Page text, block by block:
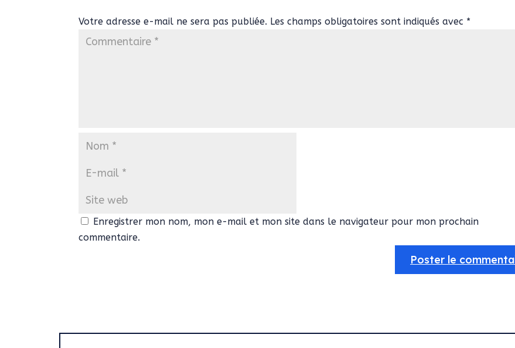
Votre adresse e-mail ne sera pas publiée. Les champs obligatoires sont indiqués avec *
Enregistrer mon nom, mon e-mail et mon site dans le navigateur pour mon prochain
commentaire.